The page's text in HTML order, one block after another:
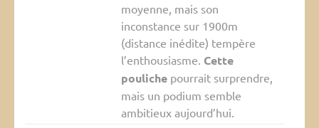
moyenne, mais son
inconstance sur 1900m
(distance inédite) tempère
l’enthousiasme. Cette
poulichepourrait surprendre,
mais un podium semble
ambitieux aujourd’hui.